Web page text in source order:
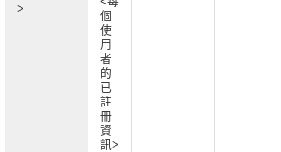
>
個
使
用
者
的
已
註
冊
資
訊>